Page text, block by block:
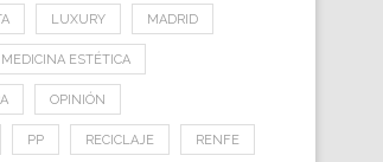
LUXURY MADRID
MEDICINA ESTÉTICA
OPINIÓN
PP RECICLAJE RENFE